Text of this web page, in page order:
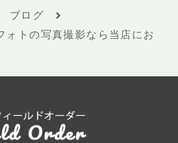
ブログ
ォトの写真撮影なら当店にお